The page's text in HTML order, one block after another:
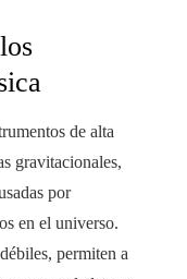
de alta
gravitacionales,
por
en el universo.
permiten a